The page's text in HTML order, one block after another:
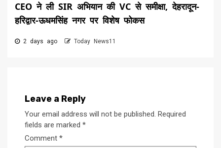
CEO ने ली SIR अभियान की VC से समीक्षा, देहरादून-
हरिद्वार-ऊधमसिंह नगर पर विशेष फोकस
2 days ago Today News11
Leave a Reply
Your email address will not be published. Required
fields are marked *
Comment *